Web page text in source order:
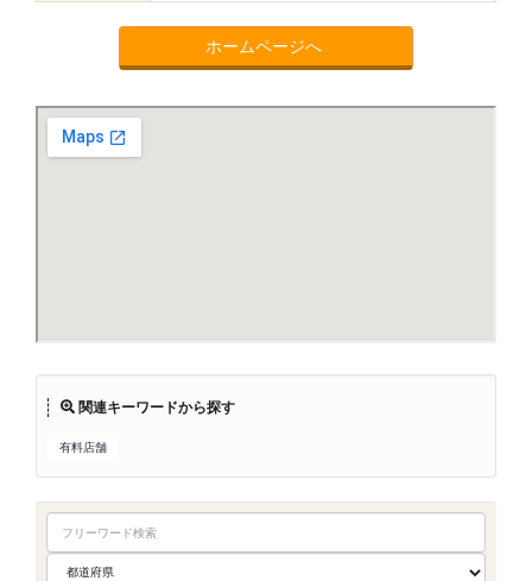
ホームページへ
関連キーワードから探す
有料店舗